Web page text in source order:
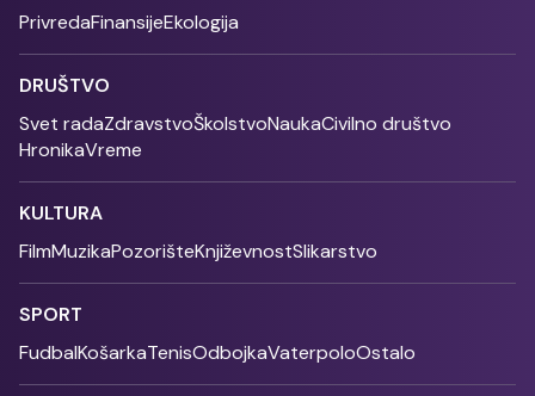
PrivredaFinansijeEkologija
DRUŠTVO
Svet radaZdravstvoŠkolstvoNaukaCivilno društvo
HronikaVreme
KULTURA
FilmMuzikaPozorišteKnjiževnostSlikarstvo
SPORT
FudbalKošarkaTenisOdbojkaVaterpoloOstalo